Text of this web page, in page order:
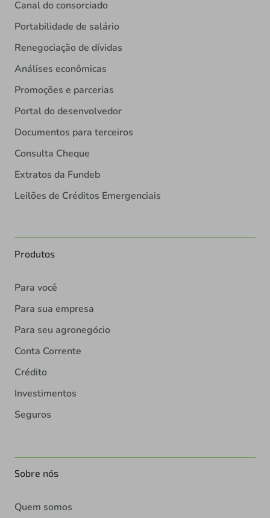
Canal do consorciado
Portabilidade de salário
Renegociação de dívidas
Análises econômicas
Promoções e parcerias
Portal do desenvolvedor
Documentos para terceiros
Consulta Cheque
Extratos da Fundeb
Leilões de Créditos Emergenciais
Produtos
Para você
Para sua empresa
Para seu agronegócio
Conta Corrente
Crédito
Investimentos
Seguros
Sobre nós
Quem somos